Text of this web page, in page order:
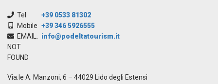
Tel
+39 0533 81302
Mobile +39 346 5926555
EMAIL:
NOT
FOUND
info@podeltatourism.it
Via.le A. Manzoni, 6 – 44029 Lido degli Estensi